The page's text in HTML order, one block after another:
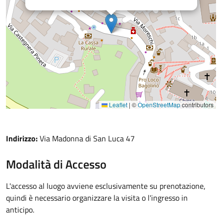
Leaflet | ©OpenStreetMapcontributors
Indirizzo:Via Madonna di San Luca 47
Modalità di Accesso
L'accesso al luogo avviene esclusivamente su prenotazione,
quindi è necessario organizzare la visita o l'ingresso in
anticipo.